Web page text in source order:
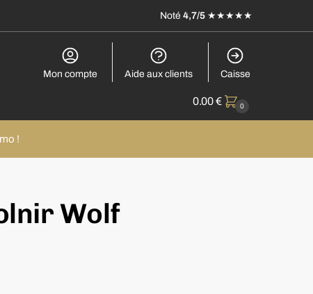
Noté 4,7/5 ★★★★★
Mon compte Aide aux clients Caisse
0.00€ 0
!
Wolf